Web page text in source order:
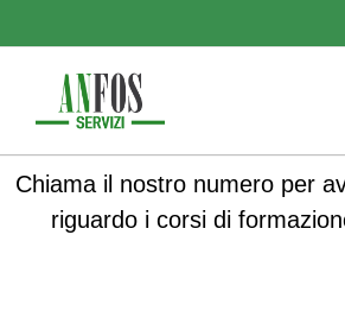
Chiama il nostro numero per
riguardo i corsi di